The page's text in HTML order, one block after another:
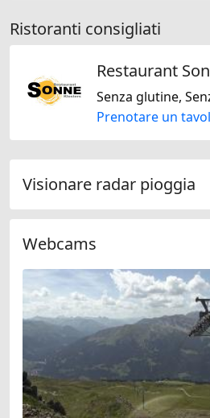
Ristoranti consigliati
Restaurant
Prenotare un
Visionare radar pioggia
Webcams